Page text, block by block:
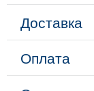
Доставка
Оплата